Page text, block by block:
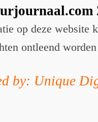
op deze website
ontleend worden
by: Unique